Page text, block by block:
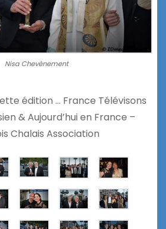
Nisa Chevènement
édition … France Télévisons
& Aujourd’hui en France –
Chalais Association